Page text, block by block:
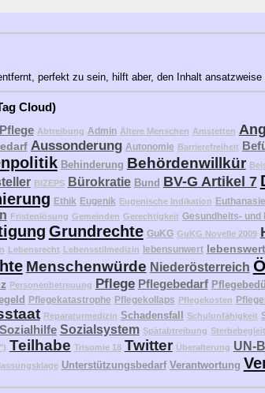
perfekt zu sein, hilft aber, den Inhalt
Cloud)
Abtreibung Admin Ältere Menschen Amstetten
Aussonderung Autonomie Barrierefreiheit
Behinderung Behördenwillkür
BIZEPS Bürokratie Bund BV-G Artikel 7
Ethik Eugenik Eugenische Indikation Euthanasie
Fristenlösung Gemeinden Gerechtigkeit Gesundheits- und
Grundrechte GuKG GuKG Novelle 2009
Lebensrecht Lebensstilmedizin lebensunwert lebenswert
Menschenwürde Niederösterreich
Personenbetreuung Pflege Pflegebedarf
Pflegekatastrophe Pflegekollaps Pflegekosten
Reparaturmedizin Schadensfall Schulunfähigkeit
Sozialhilfe Sozialsystem Spätabtreibung
Teilhabe Trisomie 18 Twitter Überalterung UN-
Unterstützungsbedarf Verantwortung